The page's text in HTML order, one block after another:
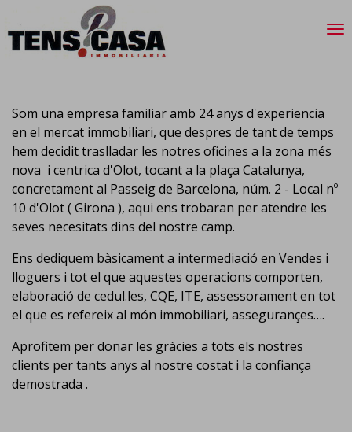
Som una empresa familiar amb 24 anys d'experiencia
en el mercat immobiliari, que despres de tant de temps
hem decidit traslladar les notres oficines a la zona més
nova i centrica d'Olot, tocant a la plaça Catalunya,
concretament al Passeig de Barcelona, núm. 2 - Local nº
10 d'Olot ( Girona ), aqui ens trobaran per atendre les
seves necesitats dins del nostre camp.
Ens dediquem bàsicament a intermediació en Vendes i
lloguers i tot el que aquestes operacions comporten,
elaboració de cedul.les, CQE, ITE, assessorament en tot
el que es refereix al món immobiliari, assegurançes….
Aprofitem per donar les gràcies a tots els nostres
clients per tants anys al nostre costat i la confiança
demostrada .